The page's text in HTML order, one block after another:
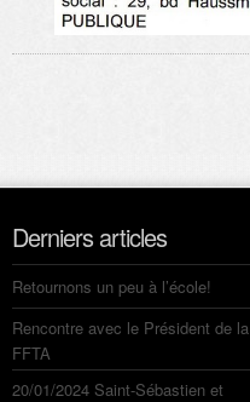
Derniers articles
Retournons un peu à l’école!
Rencontre avec le Président de la
FFTA
20/01/2024 Saint-Sébastien et